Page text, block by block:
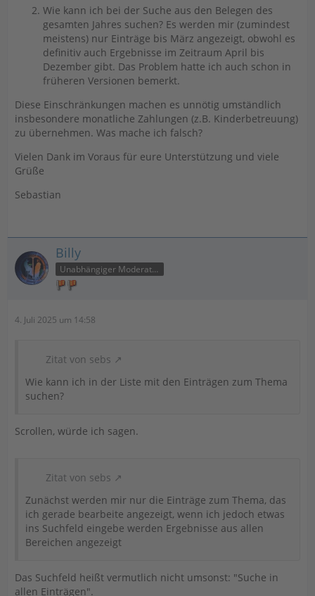
Wie kann ich bei der Suche aus den Belegen des
gesamten Jahres suchen? Es werden mir (zumindest
meistens) nur Einträge bis März angezeigt, obwohl es
definitiv auch Ergebnisse im Zeitraum April bis
Dezember gibt. Das Problem hatte ich auch schon in
früheren Versionen bemerkt.
Diese Einschränkungen machen es unnötig umständlich
insbesondere monatliche Zahlungen (z.B. Kinderbetreuung)
zu übernehmen. Was mache ich falsch?
Vielen Dank im Voraus für eure Unterstützung und viele
Grüße
Sebastian
Billy
Unabhängiger Moderator
4. Juli 2025 um 14:58
Zitat von sebs
Wie kann ich in der Liste mit den Einträgen zum Thema
suchen?
Scrollen, würde ich sagen.
Zitat von sebs
Zunächst werden mir nur die Einträge zum Thema, das
ich gerade bearbeite angezeigt, wenn ich jedoch etwas
ins Suchfeld eingebe werden Ergebnisse aus allen
Bereichen angezeigt
Das Suchfeld heißt vermutlich nicht umsonst: "Suche in
allen Einträgen".